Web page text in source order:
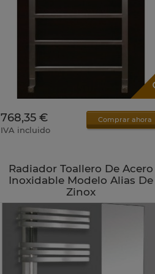
768,35 €
IVA incluido
Comprar ahora
Radiador Toallero De Acero
Inoxidable Modelo Alias De
Zinox